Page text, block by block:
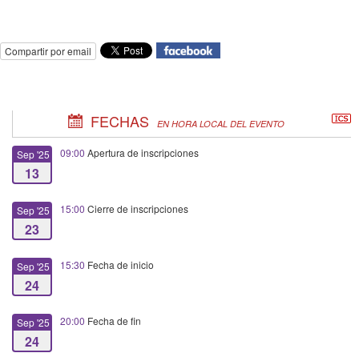
Compartir por email
FECHAS EN HORA LOCAL DEL EVENTO
Sep '25
13
09:00 Apertura de inscripciones
Sep '25
23
15:00 Cierre de inscripciones
Sep '25
24
15:30 Fecha de inicio
Sep '25
24
20:00 Fecha de fin